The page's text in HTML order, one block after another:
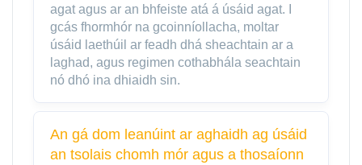
agat agus ar an bhfeiste atá á úsáid agat. I
gcás fhormhór na gcoinníollacha, moltar
úsáid laethúil ar feadh dhá sheachtain ar a
laghad, agus regimen cothabhála seachtain
nó dhó ina dhiaidh sin.
An gá dom leanúint ar aghaidh ag úsáid
an tsolais chomh mór agus a thosaíonn